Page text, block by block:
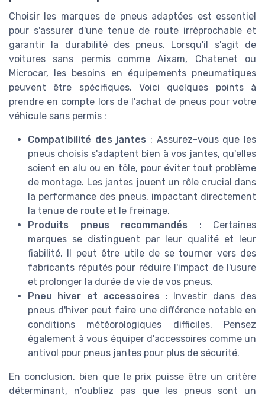
Choisir les marques de pneus adaptées est essentiel
pour s'assurer d'une tenue de route irréprochable et
garantir la durabilité des pneus. Lorsqu'il s'agit de
voitures sans permis comme Aixam, Chatenet ou
Microcar, les besoins en équipements pneumatiques
peuvent être spécifiques. Voici quelques points à
prendre en compte lors de l'achat de pneus pour votre
véhicule sans permis :
Compatibilité des jantes : Assurez-vous que les
pneus choisis s'adaptent bien à vos jantes, qu'elles
soient en alu ou en tôle, pour éviter tout problème
de montage. Les jantes jouent un rôle crucial dans
la performance des pneus, impactant directement
la tenue de route et le freinage.
Produits pneus recommandés : Certaines
marques se distinguent par leur qualité et leur
fiabilité. Il peut être utile de se tourner vers des
fabricants réputés pour réduire l'impact de l'usure
et prolonger la durée de vie de vos pneus.
Pneu hiver et accessoires : Investir dans des
pneus d'hiver peut faire une différence notable en
conditions météorologiques difficiles. Pensez
également à vous équiper d'accessoires comme un
antivol pour pneus jantes pour plus de sécurité.
En conclusion, bien que le prix puisse être un critère
déterminant, n'oubliez pas que les pneus sont un